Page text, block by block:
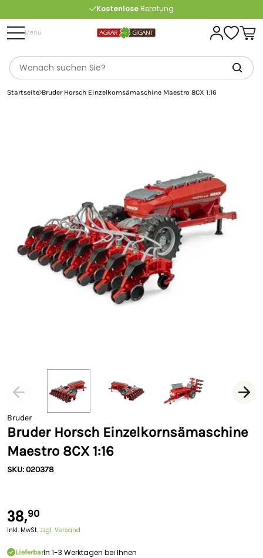
KostenloseBeratung
ab 175 € (in DE) – außer Sperrgut
Menü
Startseite Bruder Horsch Einzelkornsämaschine Maestro 8CX 1:16
Bruder
Bruder Horsch Einzelkornsämaschine
Maestro 8CX 1:16
SKU: 020378
38,90
Inkl. MwSt. zzgl. Versand
LieferbarIn 1-3 Werktagen bei Ihnen